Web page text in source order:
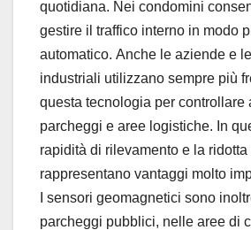
quotidiana. Nei condomini
gestire il traffico interno in modo
automatico. Anche le aziende e
industriali utilizzano sempre più
questa tecnologia per controllare
parcheggi e aree logistiche. In
rapidità di rilevamento e la
rappresentano vantaggi molto
I sensori geomagnetici sono
parcheggi pubblici, nelle aree di